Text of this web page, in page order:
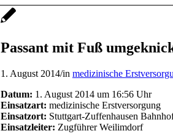
Passant mit Fuß
1. August 2014/in medizinische
Datum: 1. August 2014 um 16:56 Uhr
Einsatzart: medizinische Erstversorgung
Einsatzort: Stuttgart-Zuffenhausen
Einsatzleiter: Zugführer Weilimdorf